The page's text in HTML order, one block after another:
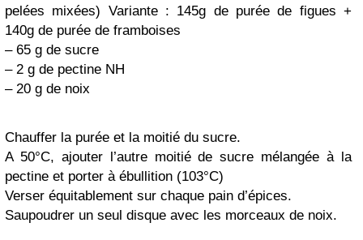
pelées mixées) Variante : 145g de purée de figues +
140g de purée de framboises
– 65 g de sucre
– 2 g de pectine NH
– 20 g de noix
Chauffer la purée et la moitié du sucre.
A 50°C, ajouter l’autre moitié de sucre mélangée à la
pectine et porter à ébullition (103°C)
Verser équitablement sur chaque pain d’épices.
Saupoudrer un seul disque avec les morceaux de noix.